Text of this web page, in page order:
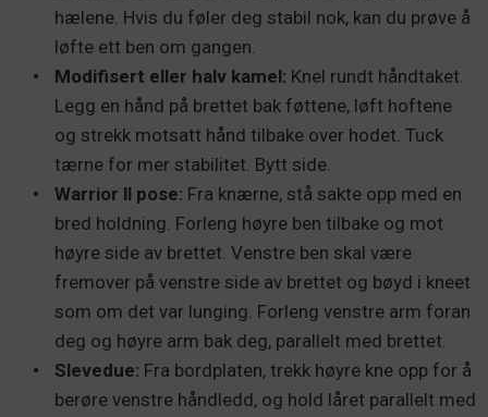
hælene. Hvis du føler deg stabil nok, kan du prøve å
løfte ett ben om gangen.
Modifisert eller halv kamel: Knel rundt håndtaket.
Legg en hånd på brettet bak føttene, løft hoftene
og strekk motsatt hånd tilbake over hodet. Tuck
tærne for mer stabilitet. Bytt side.
Warrior ll pose: Fra knærne, stå sakte opp med en
bred holdning. Forleng høyre ben tilbake og mot
høyre side av brettet. Venstre ben skal være
fremover på venstre side av brettet og bøyd i kneet
som om det var lunging. Forleng venstre arm foran
deg og høyre arm bak deg, parallelt med brettet.
Slevedue: Fra bordplaten, trekk høyre kne opp for å
berøre venstre håndledd, og hold låret parallelt med